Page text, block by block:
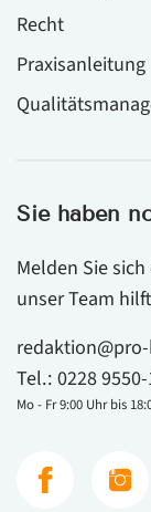
Recht
Praxisanleitung
Sie haben
Melden Sie
unser Team
Tel.:0228
Mo - Fr 9:00 Uhr bis